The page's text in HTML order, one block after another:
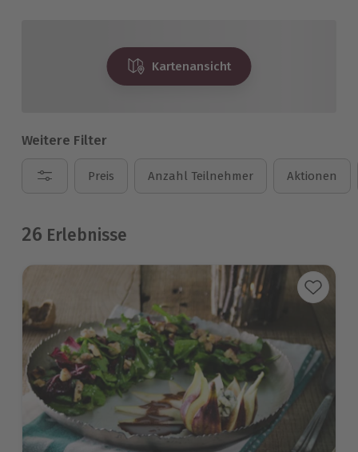
Kartenansicht
Weitere Filter
Preis Anzahl Teilnehmer Aktionen
26 Erlebnisse